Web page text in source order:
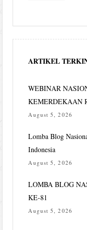
ARTIKEL
WEBINAR
KEMERDEKAAN
August 5, 2026
Lomba Blog
Indonesia
August 5, 2026
LOMBA BLOG
KE-81
August 5, 2026